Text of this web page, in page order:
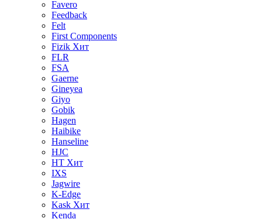
Favero
Feedback
Felt
First Components
Fizik Хит
FLR
FSA
Gaerne
Gineyea
Giyo
Gobik
Hagen
Haibike
Hanseline
HJC
HT Хит
IXS
Jagwire
K-Edge
Kask Хит
Kenda